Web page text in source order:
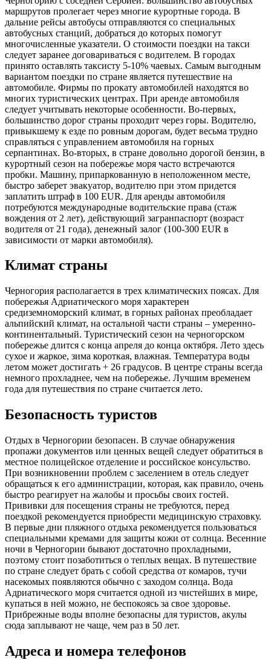
маршрутов пролегает через многие курортные города. В
дальние рейсы автобусы отправляются со специальных
автобусных станций, добраться до которых помогут
многочисленные указатели. О стоимости поездки на такси
следует заранее договариваться с водителем. В городах
принято оставлять таксисту 5-10% чаевых. Самым выгодным
вариантом поездки по стране является путешествие на
автомобиле. Фирмы по прокату автомобилей находятся во
многих туристических центрах. При аренде автомобиля
следует учитывать некоторые особенности. Во-первых,
большинство дорог страны проходит через горы. Водителю,
привыкшему к езде по ровным дорогам, будет весьма трудно
справляться с управлением автомобиля на горных
серпантинах. Во-вторых, в стране довольно дорогой бензин, в
курортный сезон на побережье моря часто встречаются
пробки. Машину, припаркованную в неположенном месте,
быстро заберет эвакуатор, водителю при этом придется
заплатить штраф в 100 EUR. Для аренды автомобиля
потребуются международные водительские права (стаж
вождения от 2 лет), действующий загранпаспорт (возраст
водителя от 21 года), денежный залог (100-300 EUR в
зависимости от марки автомобиля).
Климат страны
Черногория располагается в трех климатических поясах. Для
побережья Адриатического моря характерен
средиземноморский климат, в горных районах преобладает
альпийский климат, на остальной части страны – умеренно-
континентальный. Туристический сезон на черногорском
побережье длится с конца апреля до конца октября. Лето здесь
сухое и жаркое, зима короткая, влажная. Температура воды
летом может достигать + 26 градусов. В центре страны всегда
немного прохладнее, чем на побережье. Лучшим временем
года для путешествия по стране считается лето.
Безопасность туристов
Отдых в Черногории безопасен. В случае обнаружения
пропажи документов или ценных вещей следует обратиться в
местное полицейское отделение и российское консульство.
При возникновении проблем с заселением в отель следует
обращаться к его администрации, которая, как правило, очень
быстро реагирует на жалобы и просьбы своих гостей.
Прививки для посещения страны не требуются, перед
поездкой рекомендуется приобрести медицинскую страховку.
В первые дни пляжного отдыха рекомендуется пользоваться
специальными кремами для защиты кожи от солнца. Весенние
ночи в Черногории бывают достаточно прохладными,
поэтому стоит позаботиться о теплых вещах. В путешествие
по стране следует брать с собой средства от комаров, тучи
насекомых появляются обычно с заходом солнца. Вода
Адриатического моря считается одной из чистейших в мире,
купаться в ней можно, не беспокоясь за свое здоровье.
Прибрежные воды вполне безопасны для туристов, акулы
сюда заплывают не чаще, чем раз в 50 лет.
Адреса и номера телефонов